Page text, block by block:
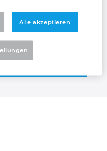
Mitarbeiter, die
als 100 Ländern
Alle akzeptieren